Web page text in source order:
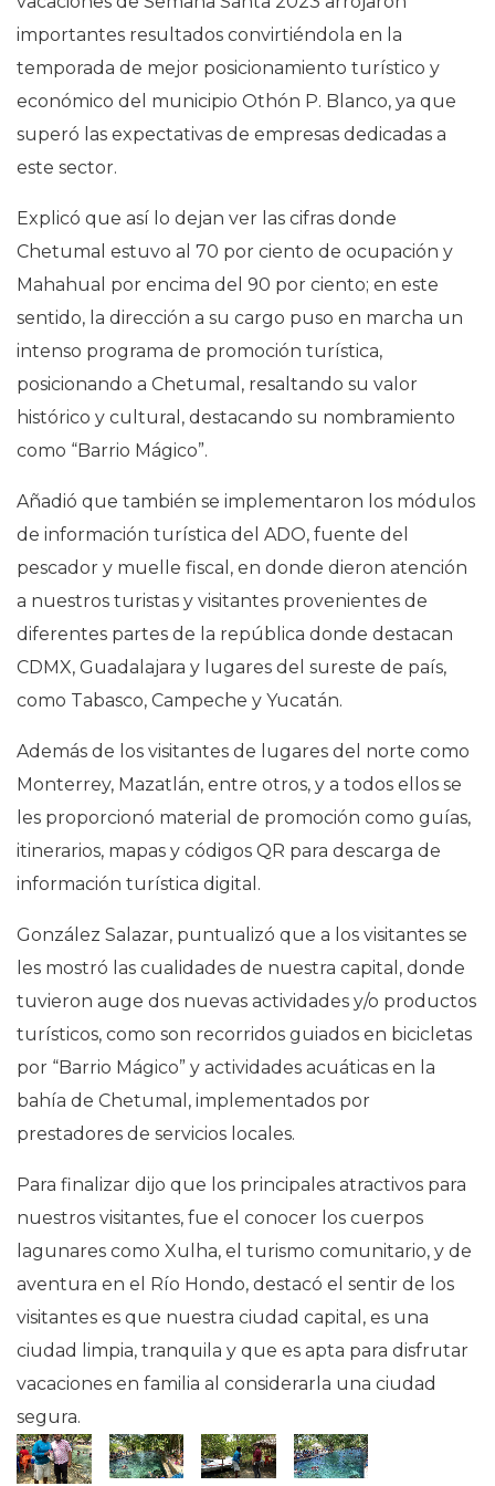
importantes resultados convirtiéndola en la
temporada de mejor posicionamiento turístico y
económico del municipio Othón P. Blanco, ya que
superó las expectativas de empresas dedicadas a
este sector.
Explicó que así lo dejan ver las cifras donde
Chetumal estuvo al 70 por ciento de ocupación y
Mahahual por encima del 90 por ciento; en este
sentido, la dirección a su cargo puso en marcha un
intenso programa de promoción turística,
posicionando a Chetumal, resaltando su valor
histórico y cultural, destacando su nombramiento
como “Barrio Mágico”.
Añadió que también se implementaron los módulos
de información turística del ADO, fuente del
pescador y muelle fiscal, en donde dieron atención
a nuestros turistas y visitantes provenientes de
diferentes partes de la república donde destacan
CDMX, Guadalajara y lugares del sureste de país,
como Tabasco, Campeche y Yucatán.
Además de los visitantes de lugares del norte como
Monterrey, Mazatlán, entre otros, y a todos ellos se
les proporcionó material de promoción como guías,
itinerarios, mapas y códigos QR para descarga de
información turística digital.
González Salazar, puntualizó que a los visitantes se
les mostró las cualidades de nuestra capital, donde
tuvieron auge dos nuevas actividades y/o productos
turísticos, como son recorridos guiados en bicicletas
por “Barrio Mágico” y actividades acuáticas en la
bahía de Chetumal, implementados por
prestadores de servicios locales.
Para finalizar dijo que los principales atractivos para
nuestros visitantes, fue el conocer los cuerpos
lagunares como Xulha, el turismo comunitario, y de
aventura en el Río Hondo, destacó el sentir de los
visitantes es que nuestra ciudad capital, es una
ciudad limpia, tranquila y que es apta para disfrutar
vacaciones en familia al considerarla una ciudad
segura.